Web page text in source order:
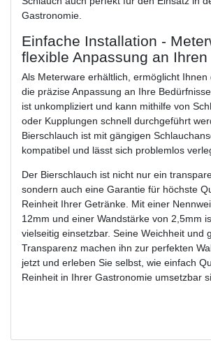
Gastronomie.
Einfache Installation -
flexible Anpassung an Ihren
Als Meterware erhältlich, ermöglicht Ihnen
die präzise Anpassung an Ihre
ist unkompliziert und kann mithilfe von
oder Kupplungen schnell durchgeführt
Bierschlauch ist mit gängigen
kompatibel und lässt sich problemlos
Der Bierschlauch ist nicht nur ein
sondern auch eine Garantie für höchste
Reinheit Ihrer Getränke. Mit einer
12mm und einer Wandstärke von 2,5mm
vielseitig einsetzbar. Seine Weichheit und
Transparenz machen ihn zur perfekten
jetzt und erleben Sie selbst, wie einfach
Reinheit in Ihrer Gastronomie umsetzbar